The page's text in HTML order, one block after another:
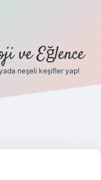
ve Eğlence
neşeli keşifler yap!